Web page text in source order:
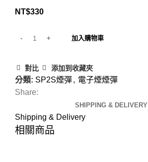
NT$330
加入購物車
對比 添加到收藏夾
分類: SP2S煙彈, 電子煙煙彈
Share:
SHIPPING & DELIVERY
Shipping & Delivery
相關商品